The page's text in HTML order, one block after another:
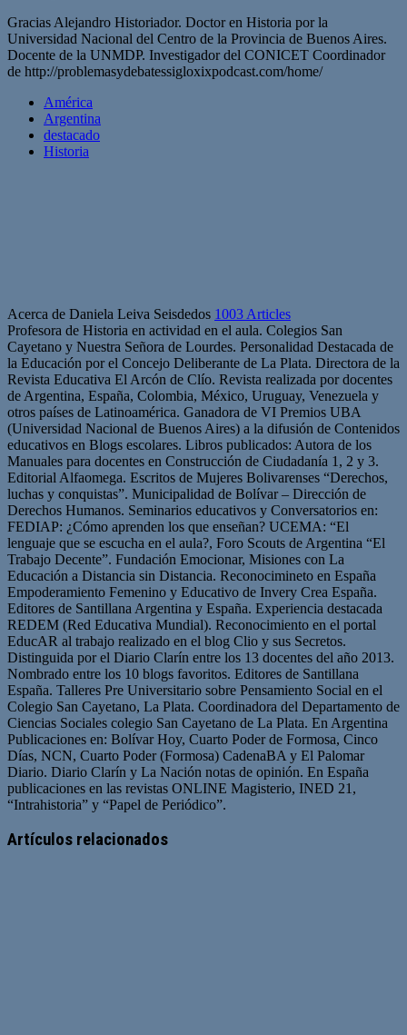
Gracias Alejandro Historiador. Doctor en Historia por la
Universidad Nacional del Centro de la Provincia de Buenos Aires.
Docente de la UNMDP. Investigador del CONICET Coordinador
de http://problemasydebatessigloxixpodcast.com/home/
América
Argentina
destacado
Historia
Acerca de Daniela Leiva Seisdedos 1003 Articles
Profesora de Historia en actividad en el aula. Colegios San
Cayetano y Nuestra Señora de Lourdes. Personalidad Destacada de
la Educación por el Concejo Deliberante de La Plata. Directora de la
Revista Educativa El Arcón de Clío. Revista realizada por docentes
de Argentina, España, Colombia, México, Uruguay, Venezuela y
otros países de Latinoamérica. Ganadora de VI Premios UBA
(Universidad Nacional de Buenos Aires) a la difusión de Contenidos
educativos en Blogs escolares. Libros publicados: Autora de los
Manuales para docentes en Construcción de Ciudadanía 1, 2 y 3.
Editorial Alfaomega. Escritos de Mujeres Bolivarenses “Derechos,
luchas y conquistas”. Municipalidad de Bolívar – Dirección de
Derechos Humanos. Seminarios educativos y Conversatorios en:
FEDIAP: ¿Cómo aprenden los que enseñan? UCEMA: “El
lenguaje que se escucha en el aula?, Foro Scouts de Argentina “El
Trabajo Decente”. Fundación Emocionar, Misiones con La
Educación a Distancia sin Distancia. Reconocimineto en España
Empoderamiento Femenino y Educativo de Invery Crea España.
Editores de Santillana Argentina y España. Experiencia destacada
REDEM (Red Educativa Mundial). Reconocimiento en el portal
EducAR al trabajo realizado en el blog Clio y sus Secretos.
Distinguida por el Diario Clarín entre los 13 docentes del año 2013.
Nombrado entre los 10 blogs favoritos. Editores de Santillana
España. Talleres Pre Universitario sobre Pensamiento Social en el
Colegio San Cayetano, La Plata. Coordinadora del Departamento de
Ciencias Sociales colegio San Cayetano de La Plata. En Argentina
Publicaciones en: Bolívar Hoy, Cuarto Poder de Formosa, Cinco
Días, NCN, Cuarto Poder (Formosa) CadenaBA y El Palomar
Diario. Diario Clarín y La Nación notas de opinión. En España
publicaciones en las revistas ONLINE Magisterio, INED 21,
“Intrahistoria” y “Papel de Periódico”.
web
Artículos relacionados